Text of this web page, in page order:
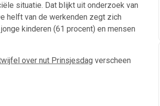
situatie. Dat blijkt uit onderzoek van
helft van de werkenden zegt zich
kinderen (61 procent) en mensen
over nut Prinsjesdag verscheen